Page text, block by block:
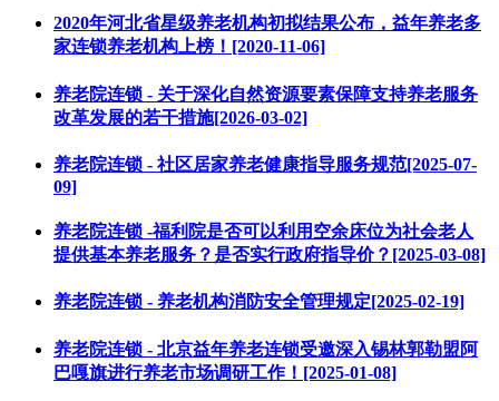
2020年河北省星级养老机构初拟结果公布，益年养老多
家连锁养老机构上榜！[2020-11-06]
养老院连锁 - 关于深化自然资源要素保障支持养老服务
改革发展的若干措施[2026-03-02]
养老院连锁 - 社区居家养老健康指导服务规范[2025-07-
09]
养老院连锁 -福利院是否可以利用空余床位为社会老人
提供基本养老服务？是否实行政府指导价？[2025-03-08]
养老院连锁 - 养老机构消防安全管理规定[2025-02-19]
养老院连锁 - 北京益年养老连锁受邀深入锡林郭勒盟阿
巴嘎旗进行养老市场调研工作！[2025-01-08]